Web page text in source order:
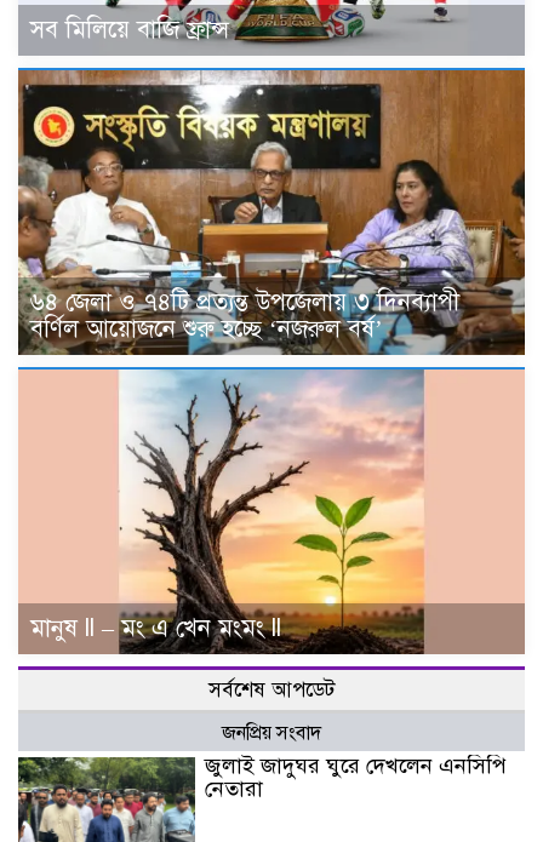
সব মিলিয়ে বাজি ফ্রান্স
৬৪ জেলা ও ৭৪টি প্রত্যন্ত উপজেলায় ৩ দিনব্যাপী
বর্ণিল আয়োজনে শুরু হচ্ছে ‘নজরুল বর্ষ’
মানুষ ll – মং এ খেন মংমং ll
সর্বশেষ আপডেট
জনপ্রিয় সংবাদ
জুলাই জাদুঘর ঘুরে দেখলেন এনসিপি
নেতারা